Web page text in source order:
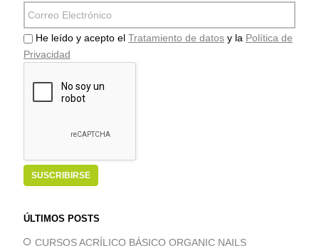
He leído y acepto el Tratamiento de datos y la Política de
Privacidad
ÚLTIMOS POSTS
CURSOS ACRÍLICO BÁSICO ORGANIC NAILS